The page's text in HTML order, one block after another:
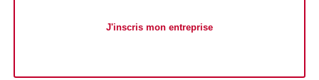
J'inscris mon entreprise